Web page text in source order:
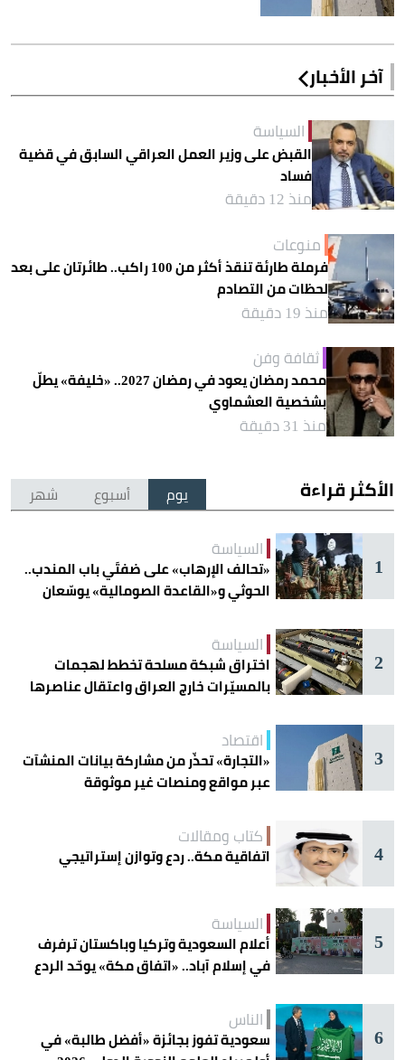
آخر الأخبار
السياسة
القبض على وزير العمل العراقي السابق في قضية
فساد
منذ 12 دقيقة
منوعات
فرملة طارئة تنقذ أكثر من 100 راكب.. طائرتان على بعد
لحظات من التصادم
منذ 19 دقيقة
ثقافة وفن
محمد رمضان يعود في رمضان 2027.. «خليفة» يطلّ
بشخصية العشماوي
منذ 31 دقيقة
الأكثر قراءة يوم أسبوع شهر
1
السياسة
«تحالف الإرهاب» على ضفتَي باب المندب..
الحوثي و«القاعدة الصومالية» يوسّعان
2
السياسة
اختراق شبكة مسلحة تخطط لهجمات
بالمسيّرات خارج العراق واعتقال عناصرها
3
اقتصاد
«التجارة» تحذّر من مشاركة بيانات المنشآت
عبر مواقع ومنصات غير موثوقة
4
كتاب ومقالات
اتفاقية مكة.. ردع وتوازن إستراتيجي
5
السياسة
أعلام السعودية وتركيا وباكستان ترفرف
في إسلام آباد.. «اتفاق مكة» يوحّد الردع
6
الناس
سعودية تفوز بجائزة «أفضل طالبة» في